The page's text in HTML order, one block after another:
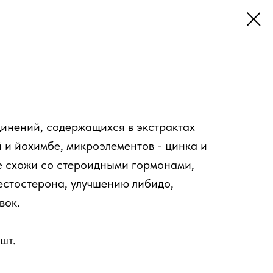
содержащихся в экстрактах
йохимбе, микроэлементов - цинка и
схожи со стероидными гормонами,
улучшению либидо,